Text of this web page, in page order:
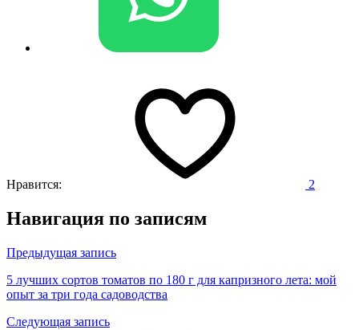
Нравится: 2
Навигация по записям
Предыдущая запись
5 лучших сортов томатов по 180 г для капризного лета: мой
опыт за три года садоводства
Следующая запись